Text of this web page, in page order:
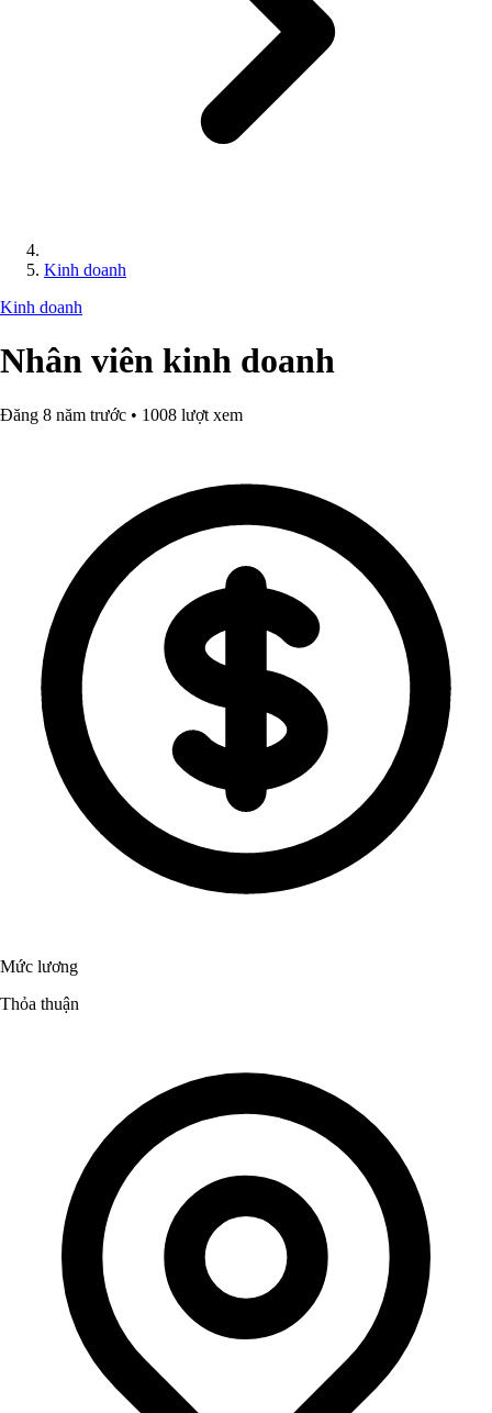
Kinh doanh
Kinh doanh
Nhân viên kinh doanh
Đăng 8 năm trước • 1008 lượt xem
Mức lương
Thỏa thuận